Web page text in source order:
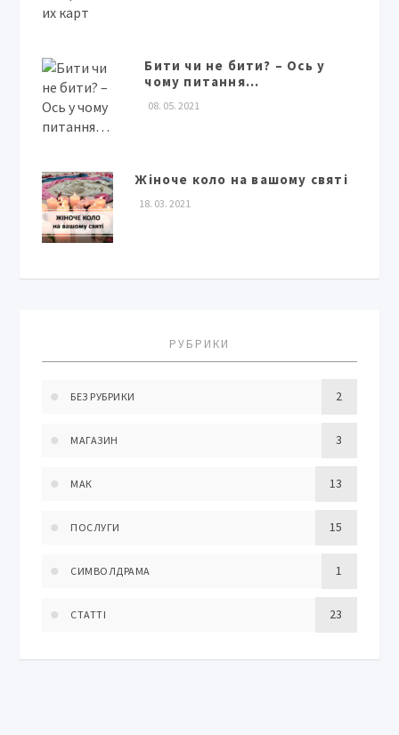
Бити чи не бити? – Ось у
чому питання…
08. 05. 2021
Жіноче коло на вашому святі
18. 03. 2021
РУБРИКИ
БЕЗ РУБРИКИ 2
МАГАЗИН 3
МАК 13
ПОСЛУГИ 15
СИМВОЛДРАМА 1
СТАТТІ 23